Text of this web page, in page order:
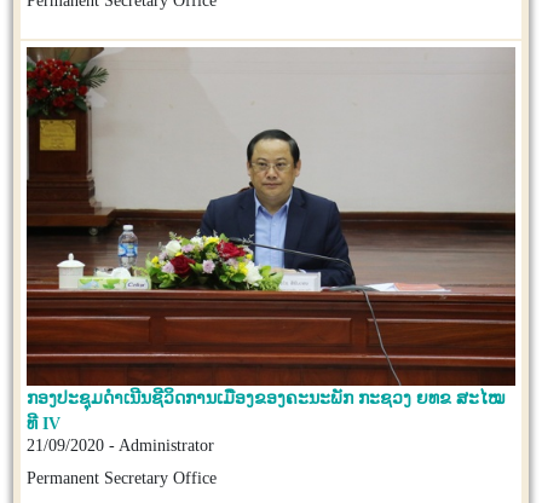
ກອງປະຊຸມດຳເນີນຊີວິດການເມືອງຂອງຄະນະພັກ ກະຊວງ ຍທຂ ສະໄໝ
ທີ IV
21/09/2020 - Administrator
Permanent Secretary Office